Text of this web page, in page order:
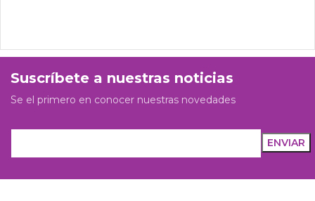
Suscríbete a nuestras noticias
Se el primero en conocer nuestras novedades